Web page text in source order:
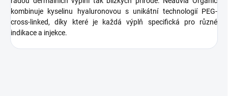
kombinuje kyselinu hyaluronovou s unikátní technologií PEG-
cross-linked, díky které je každá výplň specifická pro různé
indikace a injekce.